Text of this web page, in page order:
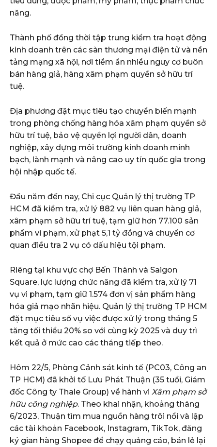
năng.
Thành phố đồng thời tập trung kiểm tra hoạt động
kinh doanh trên các sàn thương mại điện tử và nền
tảng mạng xã hội, nơi tiềm ẩn nhiều nguy cơ buôn
bán hàng giả, hàng xâm phạm quyền sở hữu trí
tuệ.
Địa phương đặt mục tiêu tạo chuyển biến mạnh
trong phòng chống hàng hóa xâm phạm quyền sở
hữu trí tuệ, bảo vệ quyền lợi người dân, doanh
nghiệp, xây dựng môi trường kinh doanh minh
bạch, lành mạnh và nâng cao uy tín quốc gia trong
hội nhập quốc tế.
Đầu năm đến nay, Chi cục Quản lý thị trường TP
HCM đã kiểm tra, xử lý 882 vụ liên quan hàng giả,
xâm phạm sở hữu trí tuệ, tạm giữ hơn 77.100 sản
phẩm vi phạm, xử phạt 5,1 tỷ đồng và chuyển cơ
quan điều tra 2 vụ có dấu hiệu tội phạm.
Riêng tại khu vực chợ Bến Thành và Saigon
Square, lực lượng chức năng đã kiểm tra, xử lý 71
vụ vi phạm, tạm giữ 1.574 đơn vị sản phẩm hàng
hóa giả mạo nhãn hiệu. Quản lý thị trường TP HCM
đặt mục tiêu số vụ việc được xử lý trong tháng 5
tăng tối thiểu 20% so với cùng kỳ 2025 và duy trì
kết quả ở mức cao các tháng tiếp theo.
Hôm 22/5, Phòng Cảnh sát kinh tế (PC03, Công an
TP HCM) đã khởi tố Lưu Phát Thuận (35 tuổi, Giám
đốc Công ty Thale Group) về hành vi Xâm phạm sở
hữu công nghiệp. Theo khai nhận, khoảng tháng
6/2023, Thuận tìm mua nguồn hàng trôi nổi và lập
các tài khoản Facebook, Instagram, TikTok, đăng
ký gian hàng Shopee để chạy quảng cáo, bán lẻ lại